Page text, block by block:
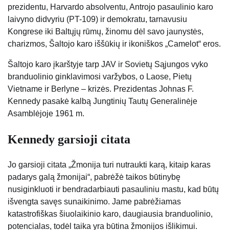
prezidentu, Harvardo absolventu, Antrojo pasaulinio karo
laivyno didvyriu (PT-109) ir demokratu, tarnavusiu
Kongrese iki Baltųjų rūmų, žinomu dėl savo jaunystės,
charizmos, Šaltojo karo iššūkių ir ikoniškos „Camelot“ eros.
Šaltojo karo įkarštyje tarp JAV ir Sovietų Sąjungos vyko
branduolinio ginklavimosi varžybos, o Laose, Pietų
Vietname ir Berlyne – krizės. Prezidentas Johnas F.
Kennedy pasakė kalbą Jungtinių Tautų Generalinėje
Asamblėjoje 1961 m.
Kennedy garsioji citata
Jo garsioji citata „Žmonija turi nutraukti karą, kitaip karas
padarys galą žmonijai“, pabrėžė taikos būtinybę
nusiginkluoti ir bendradarbiauti pasauliniu mastu, kad būtų
išvengta savęs sunaikinimo. Jame pabrėžiamas
katastrofiškas šiuolaikinio karo, daugiausia branduolinio,
potencialas, todėl taika yra būtina žmonijos išlikimui.